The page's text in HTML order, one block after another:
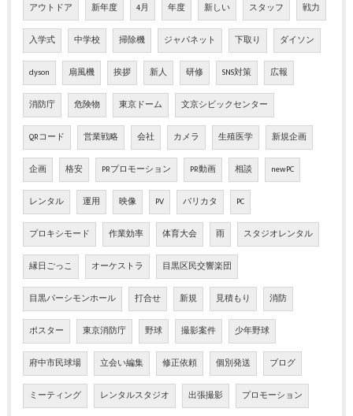
アウトドア 新年度 4月 年度 新しい スタッフ 戦力
入学式 中学校 掃除機 ジャパネット 下取り ダイソン
dyson 扇風機 挨拶 新人 研修 SNS対策 広報
消防庁 危険物 東京ドーム 文京シビックセンター
QRコード 営業戦略 会社 カメラ 生殖医学 新規企画
企画 格安 PRプロモーション PR動画 相談 newPC
レンタル 運用 映像 PV バリカタ PC
プロキシモード 作業効率 体育大会 雨 スタジオレンタル
縁日ごっこ オーケストラ 目黒区民交響楽団
目黒パーシモンホール 打合せ 新規 見積もり 消防
ポスター 東京消防庁 野球 撮影案件 少年野球
府中市民球場 立会い編集 修正依頼 個別発送 ブログ
ミーティング レンタルスタジオ 出張撮影 プロモーション